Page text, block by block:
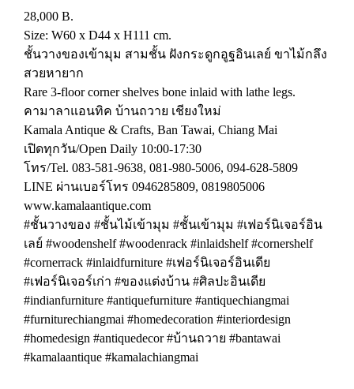
28,000 B.
Size: W60 x D44 x H111 cm.
ชั้นวางของเข้ามุม สามชั้น ฝังกระดูกอูฐอินเลย์ ขาไม้กลึง
สวยหายาก
Rare 3-floor corner shelves bone inlaid with lathe legs.
คามาลาแอนทิค บ้านถวาย เชียงใหม่
Kamala Antique & Crafts, Ban Tawai, Chiang Mai
เปิดทุกวัน/Open Daily 10:00-17:30
โทร/Tel. 083-581-9638, 081-980-5006, 094-628-5809
LINE ผ่านเบอร์โทร 0946285809, 0819805006
www.kamalaantique.com
#ชั้นวางของ #ชั้นไม้เข้ามุม #ชั้นเข้ามุม #เฟอร์นิเจอร์อิน
เลย์ #woodenshelf #woodenrack #inlaidshelf #cornershelf
#cornerrack #inlaidfurniture #เฟอร์นิเจอร์อินเดีย
#เฟอร์นิเจอร์เก่า #ของแต่งบ้าน #ศิลปะอินเดีย
#indianfurniture #antiquefurniture #antiquechiangmai
#furniturechiangmai #homedecoration #interiordesign
#homedesign #antiquedecor #บ้านถวาย #bantawai
#kamalaantique #kamalachiangmai